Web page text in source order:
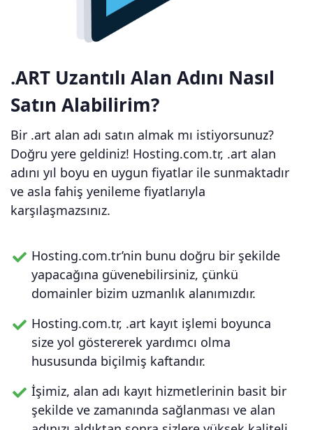
.ART Uzantılı Alan Adını Nasıl
Satın Alabilirim?
Bir .art alan adı satın almak mı istiyorsunuz?
Doğru yere geldiniz! Hosting.com.tr, .art alan
adını yıl boyu en uygun fiyatlar ile sunmaktadır
ve asla fahiş yenileme fiyatlarıyla
karşılaşmazsınız.
Hosting.com.tr’nin bunu doğru bir şekilde
yapacağına güvenebilirsiniz, çünkü
domainler bizim uzmanlık alanımızdır.
Hosting.com.tr, .art kayıt işlemi boyunca
size yol göstererek yardımcı olma
hususunda biçilmiş kaftandır.
İşimiz, alan adı kayıt hizmetlerinin basit bir
şekilde ve zamanında sağlanması ve alan